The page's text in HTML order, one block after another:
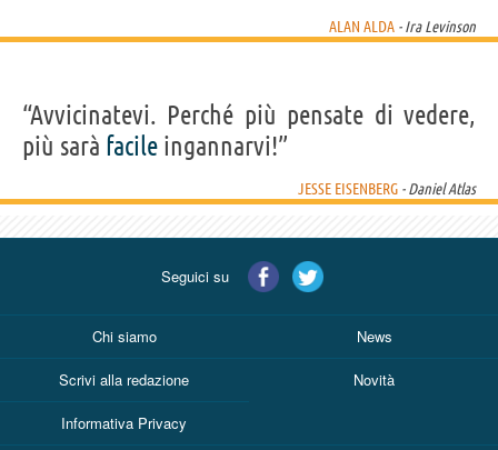
ALAN ALDA - Ira Levinson
“Avvicinatevi. Perché più pensate di vedere,
più sarà facile ingannarvi!”
JESSE EISENBERG - Daniel Atlas
Seguici su
Chi siamo News
Scrivi alla redazione Novità
Informativa Privacy